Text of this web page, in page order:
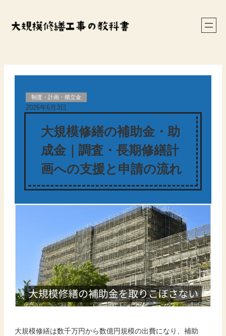
制度・計画・積立金
2026年6月3日
大規模修繕の補助金・助
成金｜調査・長期修繕計
画への支援と申請の流れ
大規模修繕は数千万円から数億円規模の出費になり、補助